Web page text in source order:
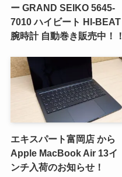
ー GRAND SEIKO 5645-
7010 ハイビート HI-BEAT
腕時計 自動巻き販売中！！
エキスパート富岡店 から
Apple MacBook Air 13イ
ンチ入荷のお知らせ！